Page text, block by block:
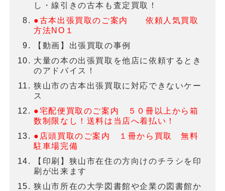
し・線引きの古本も査定買取！
●古本出張買取のご案内 依頼人気買取
方法NO１
【動画】出張買取の事例
大量の本の出張買取を他店に依頼するとき
のアドバイス！
狭山市の古本出張買取に対応できないケー
ス
●宅配便買取のご案内 ５０冊以上から箱
数制限なし！送料は当店へ着払い！
●店頭買取のご案内 １冊から買取 無料
駐車場完備
【印刷】狭山市在住の方向けのチラシを印
刷が出来ます
狭山市所在の大学図書館や企業の図書館か